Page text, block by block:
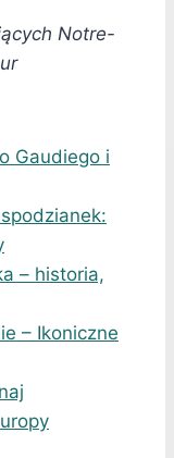
Notre-
Gaudiego i
– historia,
– Ikoniczne